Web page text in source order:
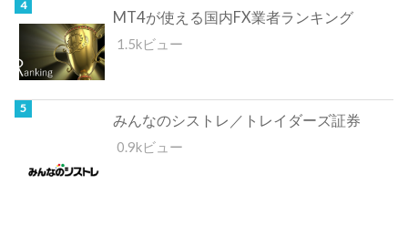
MT4が使える国内FX業者ランキング
1.5kビュー
みんなのシストレ／トレイダーズ証券
0.9kビュー